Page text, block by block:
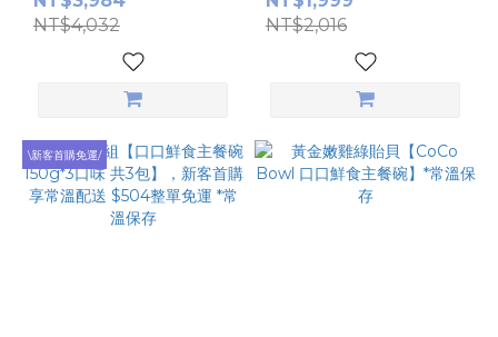
NT$4,032
NT$2,016
\新客首購免運/